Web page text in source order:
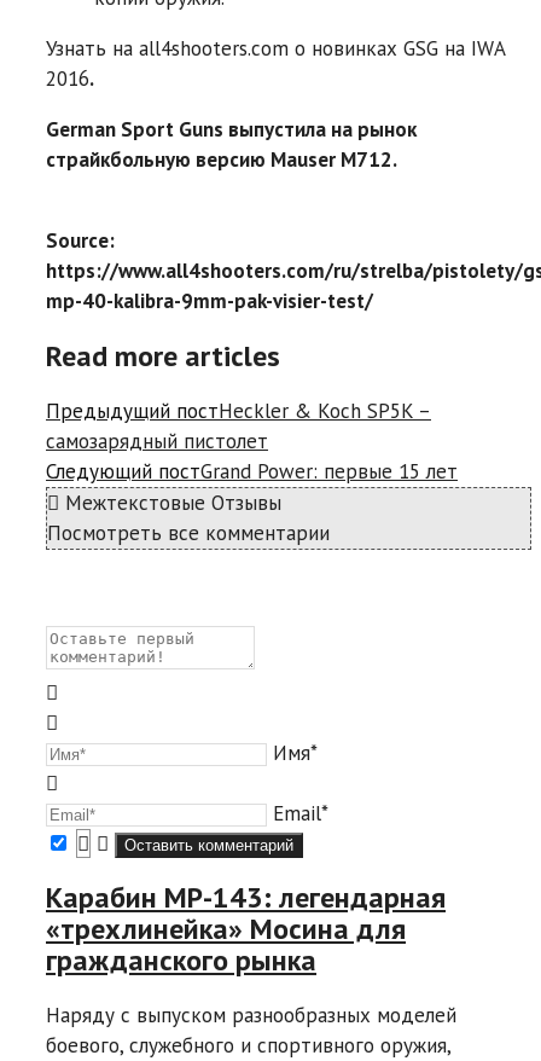
Узнать на all4shooters.com о новинках GSG на IWA
2016.
German Sport Guns выпустила на рынок
страйкбольную версию Mauser M712.
Source:
https://www.all4shooters.com/ru/strelba/pistolety/
mp-40-kalibra-9mm-pak-visier-test/
Read more articles
Предыдущий постHeckler & Koch SP5K –
самозарядный пистолет
Следующий постGrand Power: первые 15 лет
Межтекстовые Отзывы
Посмотреть все комментарии
Имя*
Email*
Карабин МР-143: легендарная
«трехлинейка» Мосина для
гражданского рынка
Наряду с выпуском разнообразных моделей
боевого, служебного и спортивного оружия,